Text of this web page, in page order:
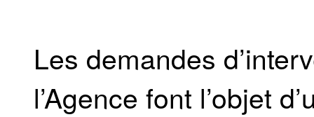
Les demandes
l’Agence font l’objet